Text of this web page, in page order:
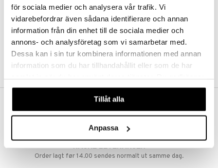
för sociala medier och analysera vår trafik. Vi
vidarebefordrar även sådana identifierare och annan
information från din enhet till de sociala medier och
annons- och analysföretag som vi samarbetar med.
Dessa kan i sin tur kombinera informationen med annan
information som du har tillhandahållit eller som de har
våra cookies vid fortsatt användande av vår webbplats.
Tillåt alla
Anpassa
Overvåke produkter
Ønskelister
FRI FRAKT FRA KR 350
avdeling(er) du handler fra. Les mer »
RASKE LEVERANSER
Order lagt før 14.00 sendes normalt ut samme dag.